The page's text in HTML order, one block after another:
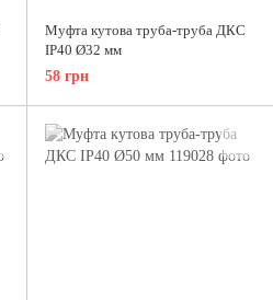
Муфта кутова труба-труба ДКС
IP40 Ø32 мм
58 грн